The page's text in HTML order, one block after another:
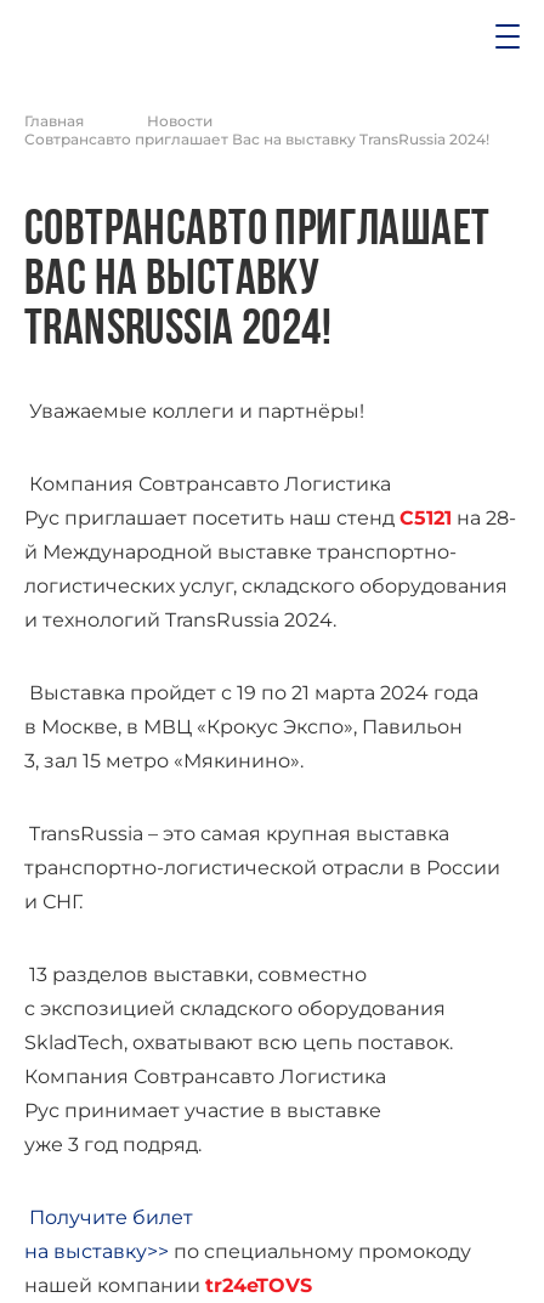
Главная
Новости
Совтрансавто приглашает Вас на выставку TransRussia 2024!
Совтрансавто приглашает
Вас на выставку
TransRussia 2024!
Уважаемые коллеги и партнёры!
Компания Совтрансавто Логистика
Рус приглашает посетить наш стенд C5121 на 28-
й Международной выставке транспортно-
логистических услуг, складского оборудования
и технологий TransRussia 2024.
Выставка пройдет с 19 по 21 марта 2024 года
в Москве, в МВЦ «Крокус Экспо», Павильон
3, зал 15 метро «Мякинино».
TransRussia – это самая крупная выставка
транспортно-логистической отрасли в России
и СНГ.
13 разделов выставки, совместно
с экспозицией складского оборудования
SkladTech, охватывают всю цепь поставок.
Компания Совтрансавто Логистика
Рус принимает участие в выставке
уже 3 год подряд.
Получите билет
на выставку>> по специальному промокоду
нашей компании tr24eTOVS